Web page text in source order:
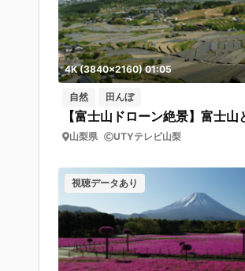
4K (3840x2160) 01:05
自然 田んぼ
【富士山ドローン絶景】富士山
山梨県 UTYテレビ山梨
視聴データあり